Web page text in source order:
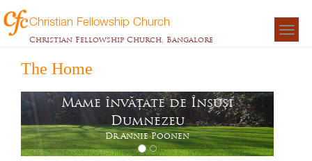
Christian Fellowship Church
Christian Fellowship Church, Bangalore
The Home
Mame învăţate de Însuşi
Dumnezeu
Dr.Annie Poonen